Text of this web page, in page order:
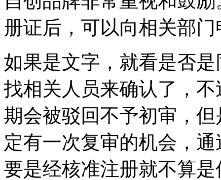
册证后，可以向相关部
如果是文字，就看是否
找相关人员来确认了，
期会被驳回不予初审，
定有一次复审的机会，
要是经核准注册就不算